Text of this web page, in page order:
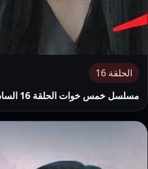
الحلقة 16
مسلسل خمس خوات الحلقة 16 السادسة عشر HD